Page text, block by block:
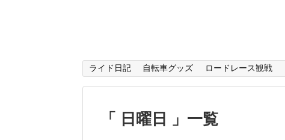
ライド日記 自転車グッズ ロードレース観戦
「 日曜日 」一覧